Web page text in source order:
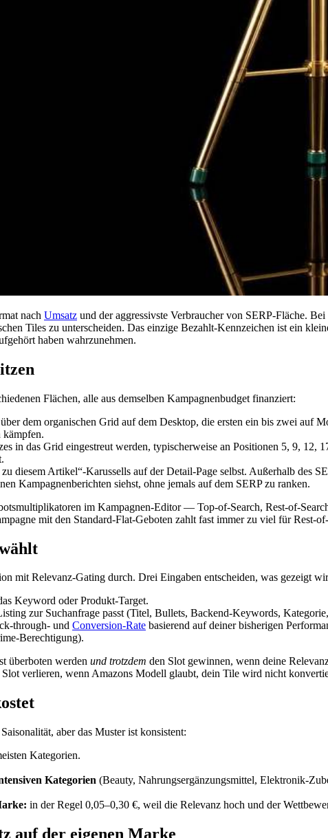
nach Umsatz und der aggressivste Verbraucher von SERP-Fläche.
Tiles zu unterscheiden. Das einzige Bezahlt-Kennzeichen ist ein
haben wahrzunehmen.
Flächen, alle aus demselben Kampagnenbudget finanziert:
dem organischen Grid auf dem Desktop, die ersten ein bis zwei auf
kämpfen.
in das Grid eingestreut werden, typischerweise an Positionen 5, 9,
diesem Artikel“-Karussells auf der Detail-Page selbst. Außerhalb des
Kampagnenberichten siehst, ohne jemals auf dem SERP zu ranken.
im Kampagnen-Editor — Top-of-Search, Rest-of-
mit den Standard-Flat-Geboten zahlt fast immer zu viel für Rest-
mit Relevanz-Gating durch. Drei Eingaben entscheiden, was gezeigt
Keyword oder Produkt-Target.
zur Suchanfrage passt (Titel, Bullets, Backend-Keywords,
through- und Conversion-Rate basierend auf deiner bisherigen
Berechtigung).
überboten werden und trotzdem den Slot gewinnen, wenn deine
Slot verlieren, wenn Amazons Modell glaubt, dein Tile wird nicht
aber das Muster ist konsistent:
Kategorien.
Kategorien (Beauty, Nahrungsergänzungsmittel, Elektronik-
in der Regel 0,05–0,30 €, weil die Relevanz hoch und der
auf der eigenen Marke